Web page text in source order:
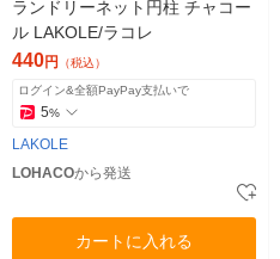
ランドリーネット円柱 チャコー
ル LAKOLE/ラコレ
440円 （税込）
ログイン&全額PayPay支払いで
5%
LAKOLE
LOHACOから発送
カートに入れる